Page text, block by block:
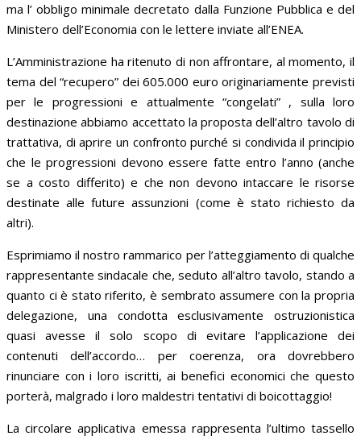
ma l’ obbligo minimale decretato dalla Funzione Pubblica e del
Ministero dell’Economia con le lettere inviate all’ENEA.
L’Amministrazione ha ritenuto di non affrontare, al momento, il
tema del “recupero” dei 605.000 euro originariamente previsti
per le progressioni e attualmente “congelati” , sulla loro
destinazione abbiamo accettato la proposta dell’altro tavolo di
trattativa, di aprire un confronto purché si condivida il principio
che le progressioni devono essere fatte entro l’anno (anche
se a costo differito) e che non devono intaccare le risorse
destinate alle future assunzioni (come è stato richiesto da
altri).
Esprimiamo il nostro rammarico per l’atteggiamento di qualche
rappresentante sindacale che, seduto all’altro tavolo, stando a
quanto ci è stato riferito, è sembrato assumere con la propria
delegazione, una condotta esclusivamente ostruzionistica
quasi avesse il solo scopo di evitare l’applicazione dei
contenuti dell’accordo… per coerenza, ora dovrebbero
rinunciare con i loro iscritti, ai benefici economici che questo
porterà, malgrado i loro maldestri tentativi di boicottaggio!
La circolare applicativa emessa rappresenta l’ultimo tassello